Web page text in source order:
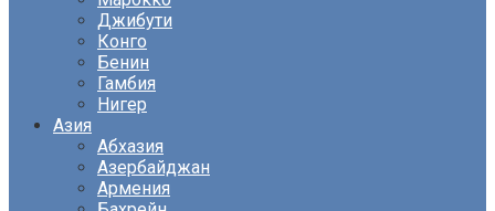
Джибути
Конго
Бенин
Гамбия
Нигер
Азия
Абхазия
Азербайджан
Армения